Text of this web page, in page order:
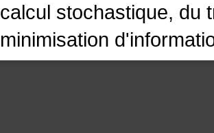
calcul stochastique, du
minimisation